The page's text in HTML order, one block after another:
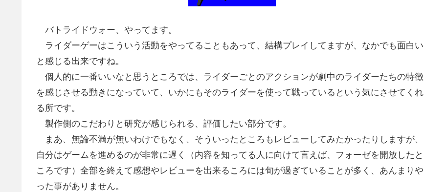
バトライドウォー、やってます。
ライダーゲーはこういう活動をやってることもあって、結構プレイしてますが、なかでも面白い
と感じる出来ですね。
個人的に一番いいなと思うところでは、ライダーごとのアクションが劇中のライダーたちの特徴
を感じさせる動きになっていて、いかにもそのライダーを使って戦っているという気にさせてくれ
る所です。
製作側のこだわりと研究が感じられる、評価したい部分です。
まあ、無論不満が無いわけでもなく、そういったところもレビューしてみたかったりしますが、
自分はゲームを進めるのが非常に遅く（内容を知ってる人に向けて言えば、フォーゼを開放したと
ころです）全部を終えて感想やレビューを出来るころには旬が過ぎていることが多く、あんまりや
った事がありません。